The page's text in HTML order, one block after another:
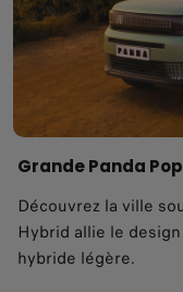
Grande Panda Pop
Découvrez la ville
Hybrid allie le
hybride légère.​